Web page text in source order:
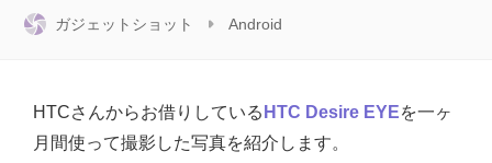
ガジェットショット Android
HTCさんからお借りしている HTC Desire EYEを一ヶ
月間使って撮影した写真を紹介します。